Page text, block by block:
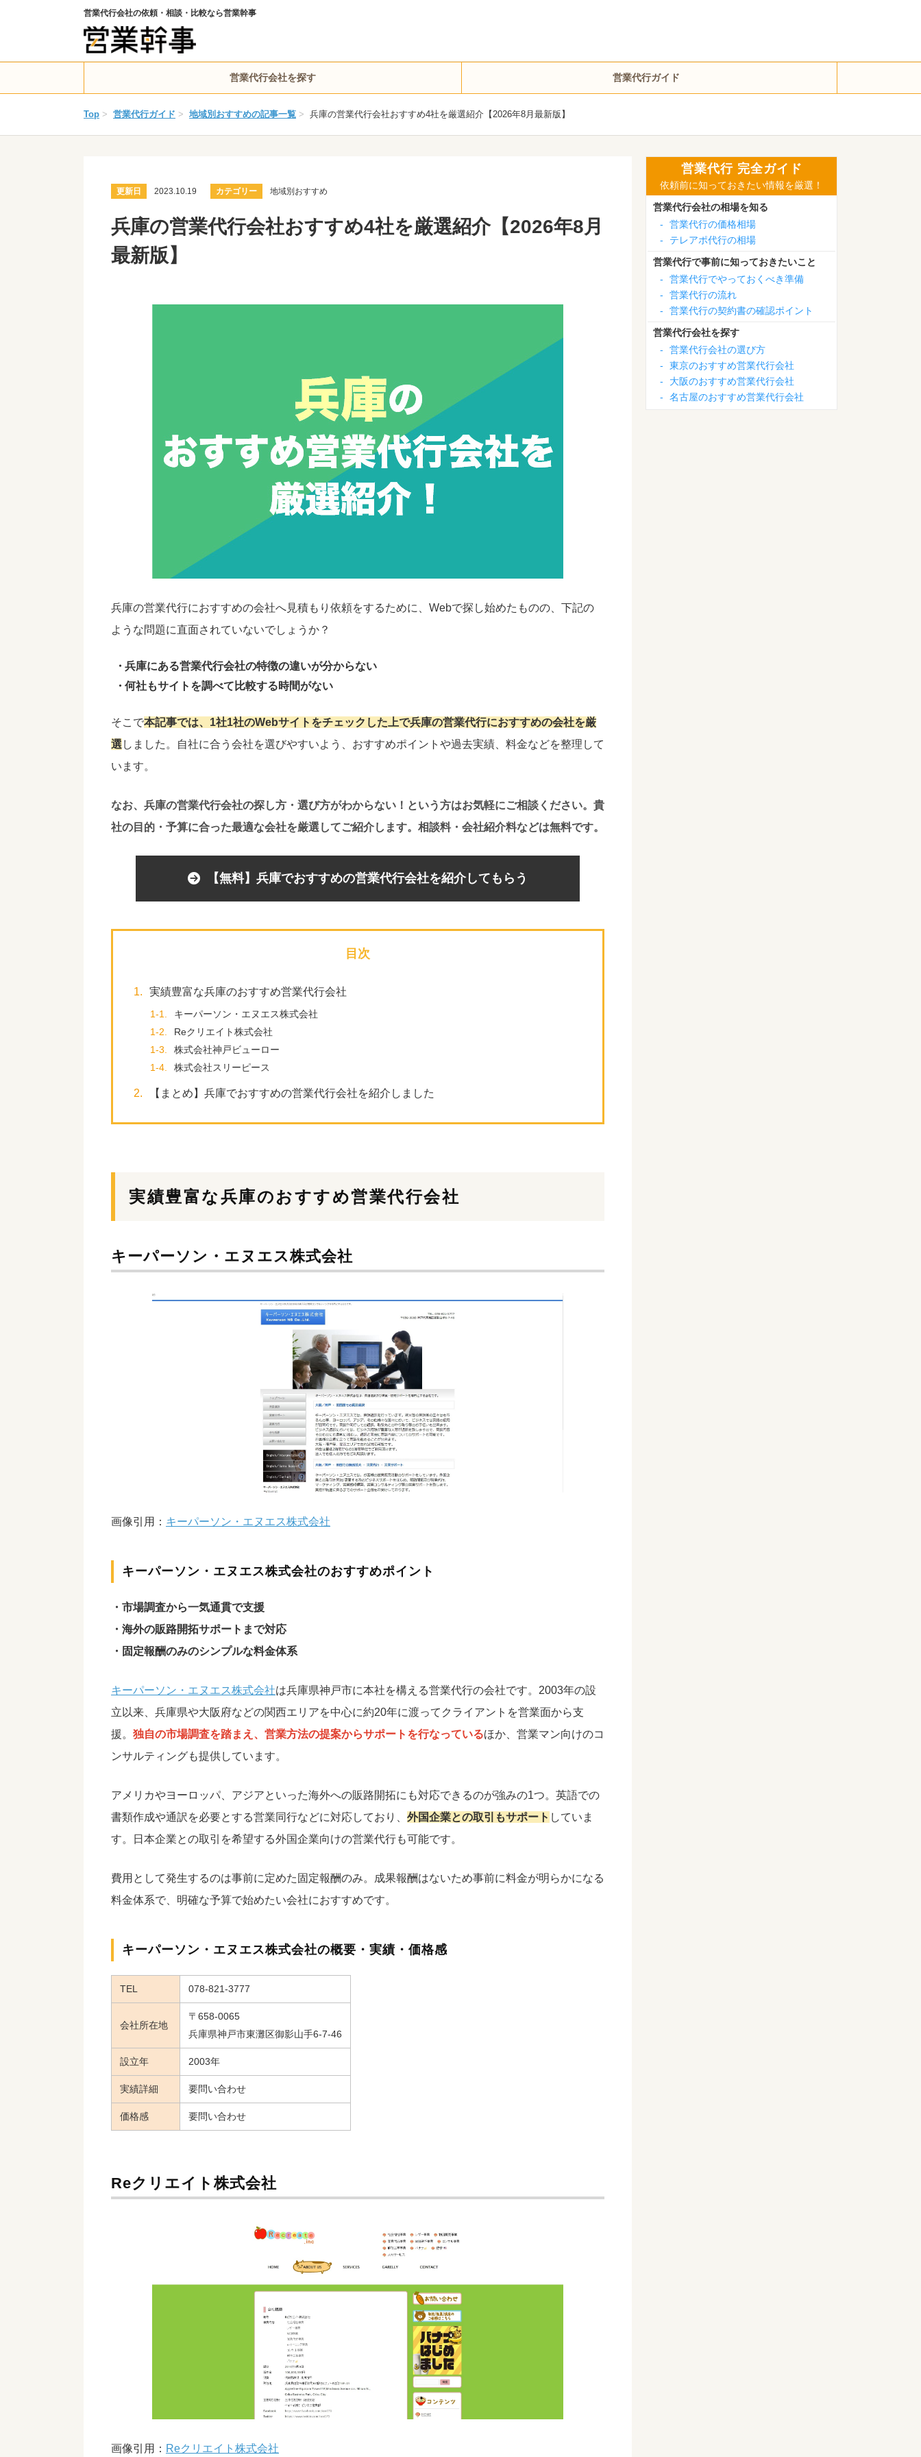
営業代行会社の依頼・相談・比較なら営業幹事
営業代行会社を探す 営業代行ガイド
Top > 営業代行ガイド > 地域別おすすめの記事一覧 > 兵庫の営業代行会社おすすめ4社を厳選紹介【2026年8月最新版】
更新日 2023.10.19 カテゴリー 地域別おすすめ
兵庫の営業代行会社おすすめ4社を厳選紹介【2026年8月
最新版】
兵庫の営業代行におすすめの会社へ見積もり依頼をするために、Webで探し始めたものの、下記の
ような問題に直面されていないでしょうか？
兵庫にある営業代行会社の特徴の違いが分からない
何社もサイトを調べて比較する時間がない
そこで本記事では、1社1社のWebサイトをチェックした上で兵庫の営業代行におすすめの会社を厳
選 しました。自社に合う会社を選びやすいよう、おすすめポイントや過去実績、料金などを整理して
います。
なお、兵庫の営業代行会社の探し方・選び方がわからない！という方はお気軽にご相談ください。貴
社の目的・予算に合った最適な会社を厳選してご紹介します。相談料・会社紹介料などは無料です。
【無料】兵庫でおすすめの営業代行会社を紹介してもらう
目次
1. 実績豊富な兵庫のおすすめ営業代行会社
1-1.
キーパーソン・エヌエス株式会社
1-2.
Reクリエイト株式会社
1-3.
株式会社神戸ビューロー
1-4.
株式会社スリーピース
2. 【まとめ】兵庫でおすすめの営業代行会社を紹介しました
実績豊富な兵庫のおすすめ営業代行会社
キーパーソン・エヌエス株式会社
画像引用： キーパーソン・エヌエス株式会社
キーパーソン・エヌエス株式会社のおすすめポイント
・市場調査から一気通貫で支援
・海外の販路開拓サポートまで対応
・固定報酬のみのシンプルな料金体系
キーパーソン・エヌエス株式会社は兵庫県神戸市に本社を構える営業代行の会社です。2003年の設
立以来、兵庫県や大阪府などの関西エリアを中心に約20年に渡ってクライアントを営業面から支
援。 独自の市場調査を踏まえ、営業方法の提案からサポートを行なっているほか、営業マン向けのコ
ンサルティングも提供しています。
アメリカやヨーロッパ、アジアといった海外への販路開拓にも対応できるのが強みの1つ。英語での
書類作成や通訳を必要とする営業同行などに対応しており、 外国企業との取引もサポート していま
す。日本企業との取引を希望する外国企業向けの営業代行も可能です。
費用として発生するのは事前に定めた固定報酬のみ。成果報酬はないため事前に料金が明らかになる
料金体系で、明確な予算で始めたい会社におすすめです。
キーパーソン・エヌエス株式会社の概要・実績・価格感
TEL 078-821-3777
会社所在地
〒658-0065
兵庫県神戸市東灘区御影山手6-7-46
設立年 2003年
実績詳細 要問い合わせ
価格感 要問い合わせ
Reクリエイト株式会社
画像引用： Reクリエイト株式会社
営業代行 完全ガイド
依頼前に知っておきたい情報を厳選！
営業代行会社の相場を知る
-
営業代行の価格相場
-
テレアポ代行の相場
営業代行で事前に知っておきたいこと
-
営業代行でやっておくべき準備
-
営業代行の流れ
-
営業代行の契約書の確認ポイント
営業代行会社を探す
-
営業代行会社の選び方
-
東京のおすすめ営業代行会社
-
大阪のおすすめ営業代行会社
-
名古屋のおすすめ営業代行会社